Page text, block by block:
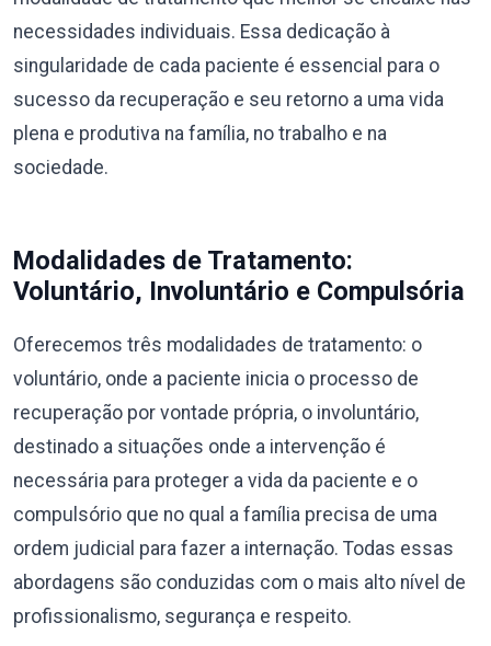
necessidades individuais. Essa dedicação à
singularidade de cada paciente é essencial para o
sucesso da recuperação e seu retorno a uma vida
plena e produtiva na família, no trabalho e na
sociedade.
Modalidades de Tratamento:
Voluntário, Involuntário e Compulsória
Oferecemos três modalidades de tratamento: o
voluntário, onde a paciente inicia o processo de
recuperação por vontade própria, o involuntário,
destinado a situações onde a intervenção é
necessária para proteger a vida da paciente e o
compulsório que no qual a família precisa de uma
ordem judicial para fazer a internação. Todas essas
abordagens são conduzidas com o mais alto nível de
profissionalismo, segurança e respeito.